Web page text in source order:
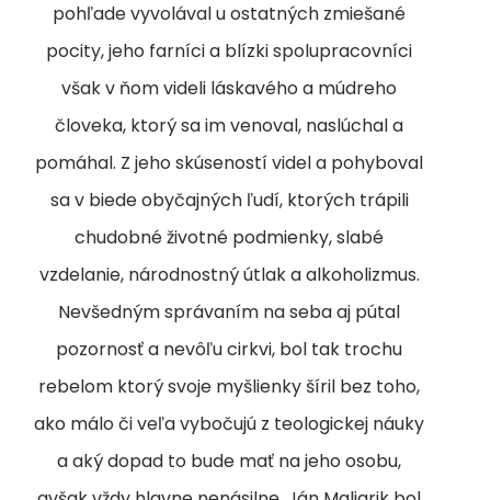
pohľade vyvolával u ostatných zmiešané
pocity, jeho farníci a blízki spolupracovníci
však v ňom videli láskavého a múdreho
človeka, ktorý sa im venoval, naslúchal a
pomáhal. Z jeho skúseností videl a pohyboval
sa v biede obyčajných ľudí, ktorých trápili
chudobné životné podmienky, slabé
vzdelanie, národnostný útlak a alkoholizmus.
Nevšedným správaním na seba aj pútal
pozornosť a nevôľu cirkvi, bol tak trochu
rebelom ktorý svoje myšlienky šíril bez toho,
ako málo či veľa vybočujú z teologickej náuky
a aký dopad to bude mať na jeho osobu,